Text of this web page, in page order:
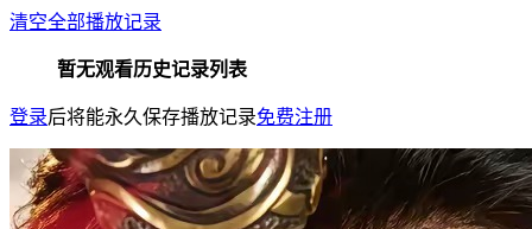
清空全部播放记录
暂无观看历史记录列表
登录后将能永久保存播放记录免费注册